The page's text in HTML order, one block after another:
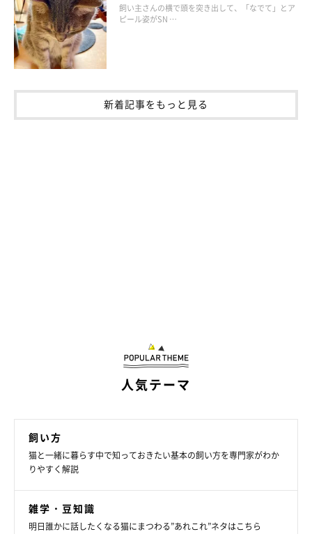
「恋人猫気分」のときに見られる行動
恋人猫気分のときは性的欲求が強まっていることが多いので、体
をクネクネしたり、手を甘噛みしたりといった、飼い主さんの関
心を引こうとするような行動を見せます。
「きょうだい猫気分」のときに見られる行動
きょうだい猫気分のときは、飼い主さんやほかの猫と仲良く遊び
たいという気持ちが強くなっているので、ほかの猫と追いかけっ
こしたり、飼い主さんにちょっかいをかけたりなどの行動がよく
見られます。
飼い主さんの横で頭を突き出して、「なでて」とア
ピール姿がSN …
新着記事をもっと見る
人気テーマ
飼い方
猫と一緒に暮らす中で知っておきたい基本の飼い方を専門家がわか
りやすく解説
雑学・豆知識
明日誰かに話したくなる猫にまつわる”あれこれ”ネタはこちら